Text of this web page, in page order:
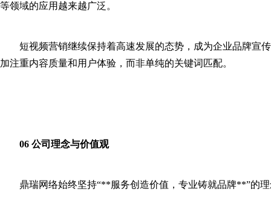
等领域的应用越来越广泛。
短视频营销继续保持着高速发展的态势，成为企业品牌宣
加注重内容质量和用户体验，而非单纯的关键词匹配。
06 公司理念与价值观
鼎瑞网络始终坚持“**服务创造价值，专业铸就品牌**”的